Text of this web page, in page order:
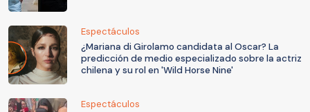
Espectáculos
¿Mariana di Girolamo candidata al Oscar? La
predicción de medio especializado sobre la actriz
chilena y su rol en 'Wild Horse Nine'
Espectáculos